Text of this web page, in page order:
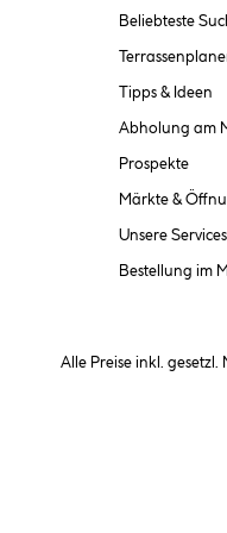
Beliebteste
Tipps & Ideen
Abholung am
Prospekte
Märkte &
Unsere Services
Bestellung im
Alle Preise inkl. gesetzl.